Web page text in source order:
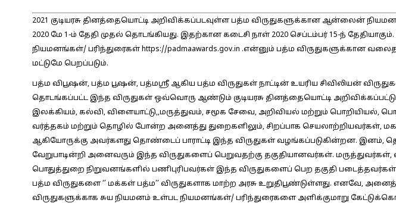
2021 குடியரசு தினத்தையொட்டி அறிவிக்கப்படவுள்ள பத்ம விருதுகளுக்கான ஆன்லைன்
2020 மே 1-ம் தேதி முதல் தொடங்கியது. இதற்கான கடைசி நாள் 2020 செப்டம்பர் 15-ந்
நியமனங்கள்/ பரிந்துரைகள் https://padmaawards.gov.in .என்னும் பத்ம விருதுகளுக்கான
மட்டுமே பெறப்படும்.
பத்ம விபூஷன், பத்ம பூஷன், பத்மஶ்ரீ ஆகிய பத்ம விருதுகள் நாட்டின் உயரிய சிவிலியன்
தொடங்கப்பட்ட இந்த விருதுகள் ஒவ்வொரு ஆண்டும் குடியரசு தினத்தையொட்டி
இலக்கியம், கல்வி, விளையாட்டு,,மருத்துவம், சமூக சேவை, அறிவியல் மற்றும் பொறியியல்,
வர்த்தகம் மற்றும் தொழில் போன்ற அனைத்து துறைகளிலும், சிறப்பாக செயலாற்றியவர்கள்,
ஆகியோருக்கு அவர்களது தொண்டைப் பாராட்டி இந்த விருதுகள் வழங்கப்படுகின்றன. இனம்,
வேறுபாடின்றி அனைவரும் இந்த விருதுகளைப் பெறுவதற்கு தகுதியானவர்கள்.
பொதுத்துறை நிறுவனங்களில் பணிபுரிபவர்கள் இந்த விருதுகளைப் பெற தகுதி
பத்ம விருதுகளை ‘’ மக்கள் பத்ம’’ விருதுகளாக மாற்ற அரசு உறுதிபூண்டுள்ளது. எனவே,
விருதுகளுக்காக சுய நியமனம் உள்பட நியமனங்கள்/ பரிந்துரைகளை அளிக்குமாறு